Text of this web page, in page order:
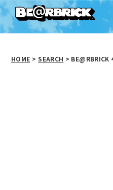
HOME > SEARCH > BE@RBRICK